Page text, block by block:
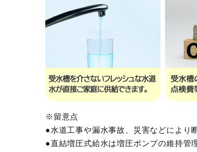
※留意点
●水道工事や漏水事故、災害などにより
●直結増圧式給水は増圧ポンプの維持管